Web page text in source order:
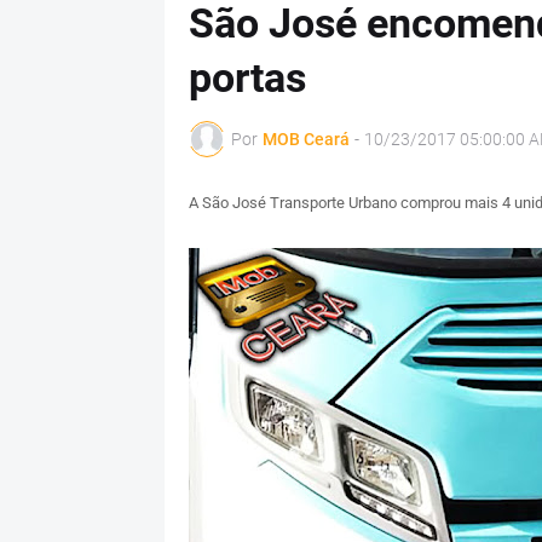
São José
portas
Por MOB Ceará - 10/23/2017 05:00:00
A São José Transporte Urbano comprou mais 4